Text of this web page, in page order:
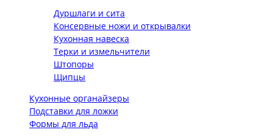
Дуршлаги и сита
Консервные ножи и открывалки
Кухонная навеска
Терки и измельчители
Штопоры
Щипцы
Кухонные органайзеры
Подставки для ложки
Формы для льда